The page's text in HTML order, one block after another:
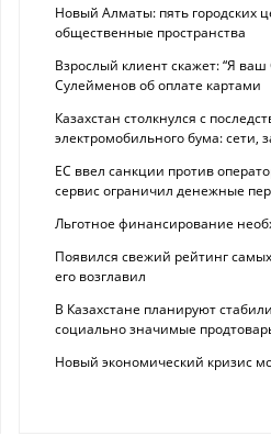
Новый Алматы: пять городских
общественные пространства
Взрослый клиент скажет: “Я
Сулейменов об оплате картами
Казахстан столкнулся с
электромобильного бума: сети,
ЕС ввел санкции против
сервис ограничил денежные
Льготное финансирование
Появился свежий рейтинг
его возглавил
В Казахстане планируют
социально значимые
Новый экономический кризис